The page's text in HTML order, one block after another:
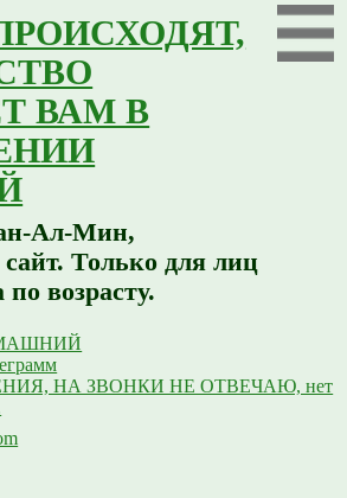
ВАМ В
Ал-Мин,
Только для лиц
по возрасту.
НА ЗВОНКИ НЕ ОТВЕЧАЮ, нет